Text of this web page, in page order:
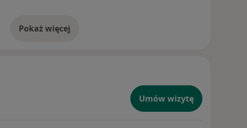
Pokaż więcejo doświadczeniu
Umów wizytę